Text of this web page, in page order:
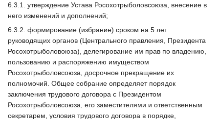
6.3.1. утверждение Устава Росохотрыболовсоюза, внесение в
него изменений и дополнений;
6.3.2. формирование (избрание) сроком на 5 лет
руководящих органов (Центрального правления, Президента
Росохотрыболовоюза), делегирование им прав по владению,
пользованию и распоряжению имуществом
Росохотрыболовсоюза, досрочное прекращение их
полномочий. Общее собрание определяет порядок
заключения трудового договора с Президентом
Росохотрыболовсоюза, его заместителями и ответственным
секретарем, условия трудового договора в порядке,